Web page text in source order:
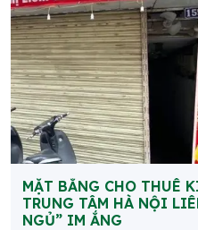
MẶT BẰNG CHO THUÊ
TRUNG TÂM HÀ NỘI
NGỦ” IM ẮNG